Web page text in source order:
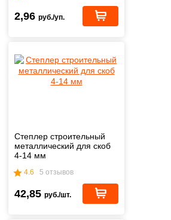
2,96 руб./уп.
Степлер строительный
металлический для скоб
4-14 мм
4.6 5 отзывов
42,85 руб./шт.